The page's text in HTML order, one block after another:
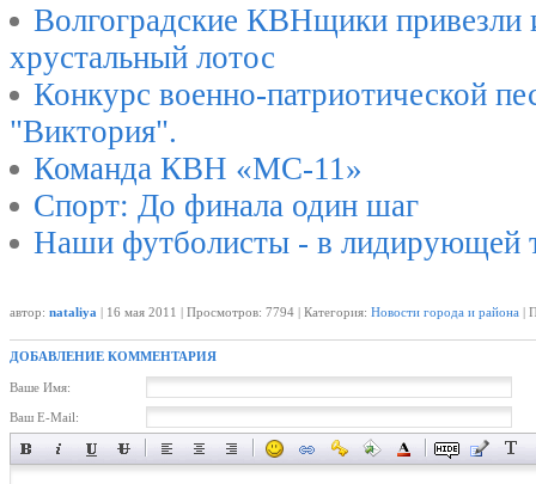
Волгоградские КВНщики привезли
хрустальный лотос
Конкурс военно-патриотической
"Виктория".
Команда КВН «МС-11»
Спорт: До финала один шаг
Наши футболисты - в лидирующей
автор: nataliya | 16 мая 2011 | Просмотров: 7794 | Категория: Новости города и района |
ДОБАВЛЕНИЕ КОММЕНТАРИЯ
Ваше Имя:
Ваш E-Mail: